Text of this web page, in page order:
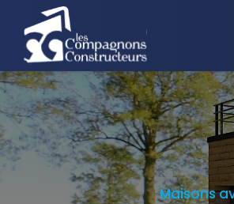
Maisons